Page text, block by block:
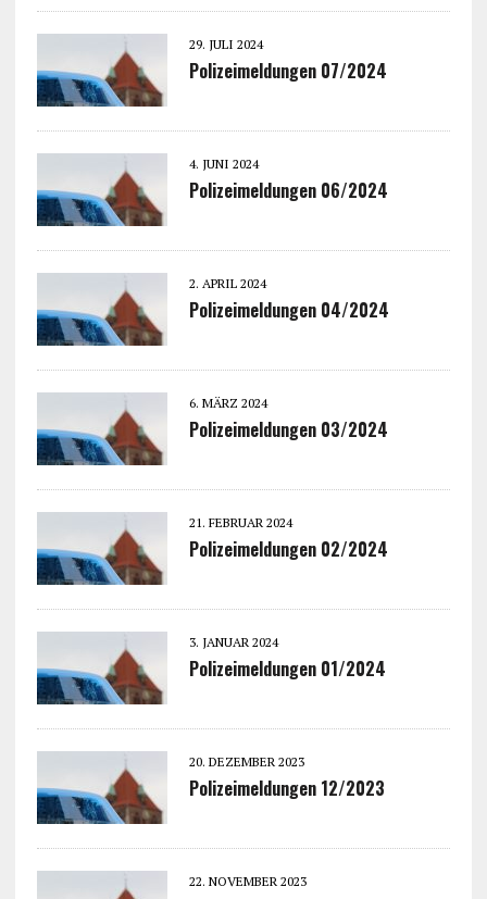
29. JULI 2024
Polizeimeldungen 07/2024
4. JUNI 2024
Polizeimeldungen 06/2024
2. APRIL 2024
Polizeimeldungen 04/2024
6. MÄRZ 2024
Polizeimeldungen 03/2024
21. FEBRUAR 2024
Polizeimeldungen 02/2024
3. JANUAR 2024
Polizeimeldungen 01/2024
20. DEZEMBER 2023
Polizeimeldungen 12/2023
22. NOVEMBER 2023